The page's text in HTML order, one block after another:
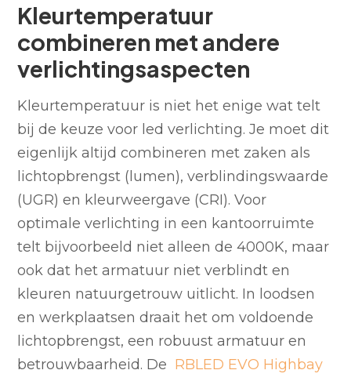
Kleurtemperatuur
combineren met andere
verlichtingsaspecten
Kleurtemperatuur is niet het enige wat telt
bij de keuze voor led verlichting. Je moet dit
eigenlijk altijd combineren met zaken als
lichtopbrengst (lumen), verblindingswaarde
(UGR) en kleurweergave (CRI). Voor
optimale verlichting in een kantoorruimte
telt bijvoorbeeld niet alleen de 4000K, maar
ook dat het armatuur niet verblindt en
kleuren natuurgetrouw uitlicht. In loodsen
en werkplaatsen draait het om voldoende
lichtopbrengst, een robuust armatuur en
betrouwbaarheid. De RBLED EVO Highbay